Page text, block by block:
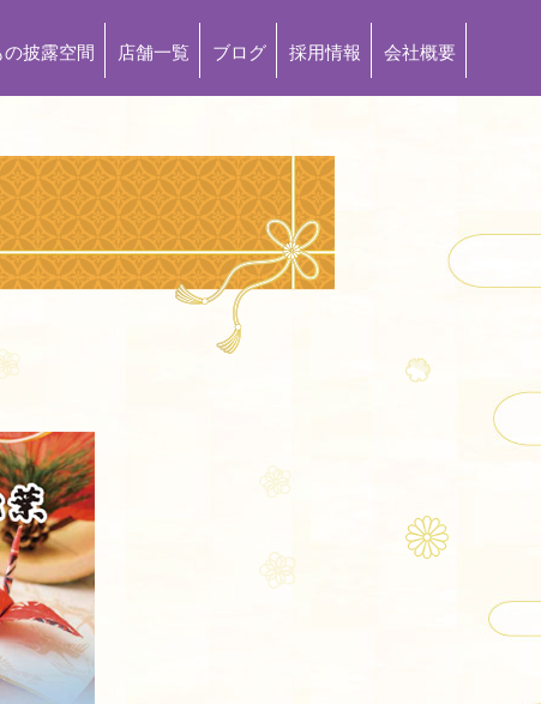
の披露空間 店舗一覧 ブログ 採用情報 会社概要